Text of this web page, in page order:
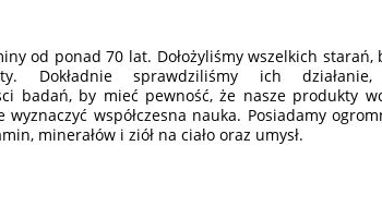
od ponad 70 lat. Dołożyliśmy wszelkich starań,
Dokładnie sprawdziliśmy ich
badań, by mieć pewność, że nasze produkty
współczesna nauka. Posiadamy
minerałów i ziół na ciało oraz umysł.